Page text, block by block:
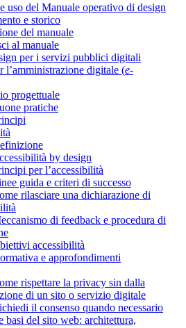
uso del Manuale operativo di design
e storico
del manuale
al manuale
per i servizi pubblici digitali
l’amministrazione digitale (e-
progettuale
pratiche
by design
per l’accessibilità
guida e criteri di successo
rilasciare una dichiarazione di
di feedback e procedura di
accessibilità
e approfondimenti
rispettare la privacy sin dalla
di un sito o servizio digitale
il consenso quando necessario
basi del sito web: architettura,